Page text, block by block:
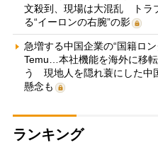
文殺到、現場は大混乱 トラ
る“イーロンの右腕”の影
急増する中国企業の“国籍ロ
Temu…本社機能を海外に移
う 現地人を隠れ蓑にした中
懸念も
ランキング